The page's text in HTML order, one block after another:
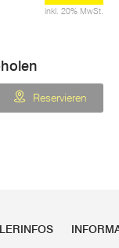
inkl. 20% MwSt.
Reservieren